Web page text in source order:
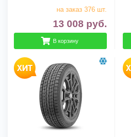
на заказ 376 шт.
13 008 руб.
В корзину